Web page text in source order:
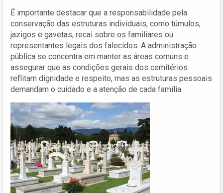
É importante destacar que a responsabilidade pela
conservação das estruturas individuais, como túmulos,
jazigos e gavetas, recai sobre os familiares ou
representantes legais dos falecidos. A administração
pública se concentra em manter as áreas comuns e
assegurar que as condições gerais dos cemitérios
reflitam dignidade e respeito, mas as estruturas pessoais
demandam o cuidado e a atenção de cada família.